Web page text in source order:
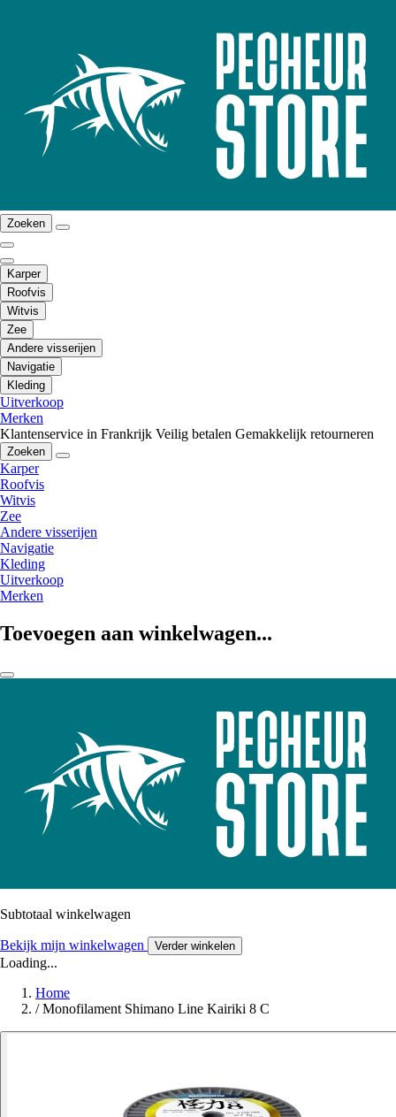
Zoeken
Karper
Roofvis
Witvis
Zee
Andere visserijen
Navigatie
Kleding
Uitverkoop
Merken
Klantenservice in Frankrijk Veilig betalen Gemakkelijk retourneren
Zoeken
Karper
Roofvis
Witvis
Zee
Andere visserijen
Navigatie
Kleding
Uitverkoop
Merken
Toevoegen aan winkelwagen...
Subtotaal winkelwagen
Bekijk mijn winkelwagen Verder winkelen
Loading...
Home
/ Monofilament Shimano Line Kairiki 8 C